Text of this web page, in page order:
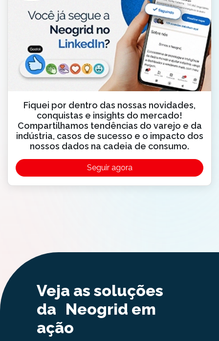
Fiquei por dentro das nossas novidades,
conquistas e insights do mercado!
Compartilhamos tendências do varejo e da
indústria, casos de sucesso e o impacto dos
nossos dados na cadeia de consumo.
Seguir agora
Veja as soluções
da Neogrid em
ação